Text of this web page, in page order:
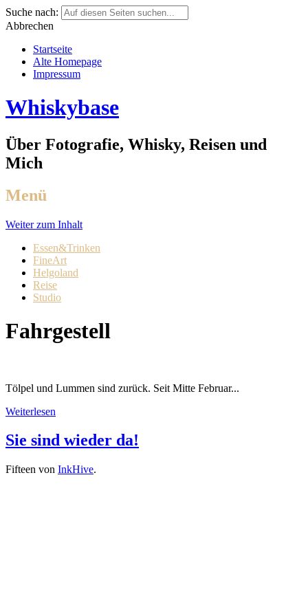
Suche nach:
Abbrechen
Startseite
Alte Homepage
Impressum
Whiskybase
Über Fotografie, Whisky, Reisen und
Mich
Menü
Weiter zum Inhalt
Essen&Trinken
FineArt
Helgoland
Reise
Studio
Fahrgestell
Tölpel und Lummen sind zurück. Seit Mitte Februar...
Weiterlesen
Sie sind wieder da!
Fifteen von InkHive.